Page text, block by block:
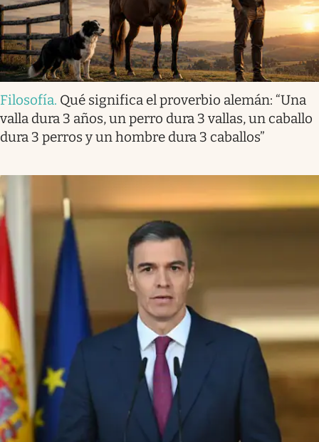
Filosofía. Qué significa el proverbio alemán: “Una
valla dura 3 años, un perro dura 3 vallas, un caballo
dura 3 perros y un hombre dura 3 caballos”